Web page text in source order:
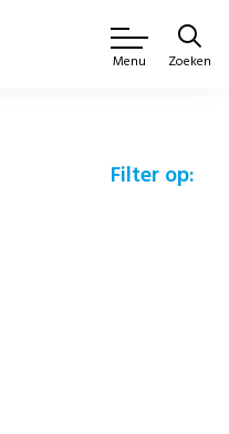
Menu Zoeken
Filter op: